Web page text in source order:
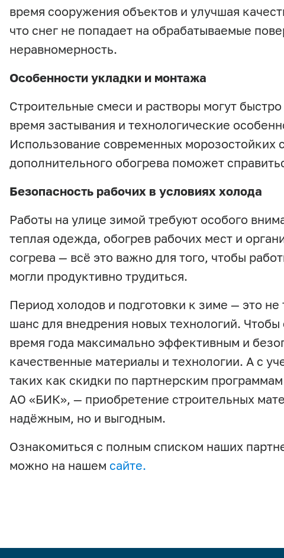
время сооружения объектов и улучшая
что снег не попадает на обрабатываемые
неравномерность.
Особенности укладки и монтажа
Строительные смеси и растворы могут
время застывания и технологические
Использование современных морозостойких
дополнительного обогрева поможет
Безопасность рабочих в условиях холода
Работы на улице зимой требуют особого
теплая одежда, обогрев рабочих мест и
согрева — всё это важно для того, чтобы
могли продуктивно трудиться.
Период холодов и подготовки к зиме — это
шанс для внедрения новых технологий.
время года максимально эффективным и
качественные материалы и технологии. А с
таких как скидки по партнерским
АО «БИК», — приобретение строительных
надёжным, но и выгодным.
Ознакомиться с полным списком наших
можно на нашем сайте.